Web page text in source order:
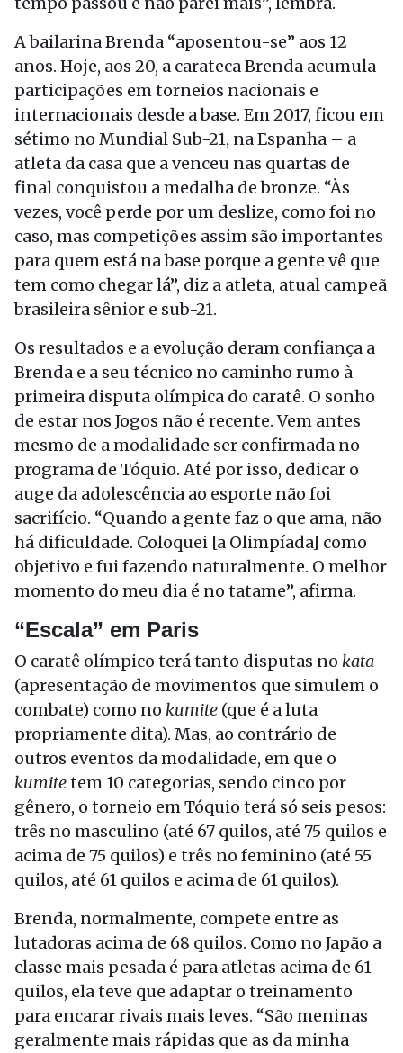
A bailarina Brenda “aposentou-se” aos 12
anos. Hoje, aos 20, a carateca Brenda acumula
participações em torneios nacionais e
internacionais desde a base. Em 2017, ficou em
sétimo no Mundial Sub-21, na Espanha – a
atleta da casa que a venceu nas quartas de
final conquistou a medalha de bronze. “Às
vezes, você perde por um deslize, como foi no
caso, mas competições assim são importantes
para quem está na base porque a gente vê que
tem como chegar lá”, diz a atleta, atual campeã
brasileira sênior e sub-21.
Os resultados e a evolução deram confiança a
Brenda e a seu técnico no caminho rumo à
primeira disputa olímpica do caratê. O sonho
de estar nos Jogos não é recente. Vem antes
mesmo de a modalidade ser confirmada no
programa de Tóquio. Até por isso, dedicar o
auge da adolescência ao esporte não foi
sacrifício. “Quando a gente faz o que ama, não
há dificuldade. Coloquei [a Olimpíada] como
objetivo e fui fazendo naturalmente. O melhor
momento do meu dia é no tatame”, afirma.
“Escala” em Paris
O caratê olímpico terá tanto disputas no kata
(apresentação de movimentos que simulem o
combate) como no kumite (que é a luta
propriamente dita). Mas, ao contrário de
outros eventos da modalidade, em que o
kumitetem 10 categorias, sendo cinco por
gênero, o torneio em Tóquio terá só seis pesos:
três no masculino (até 67 quilos, até 75 quilos e
acima de 75 quilos) e três no feminino (até 55
quilos, até 61 quilos e acima de 61 quilos).
Brenda, normalmente, compete entre as
lutadoras acima de 68 quilos. Como no Japão a
classe mais pesada é para atletas acima de 61
quilos, ela teve que adaptar o treinamento
para encarar rivais mais leves. “São meninas
geralmente mais rápidas que as da minha